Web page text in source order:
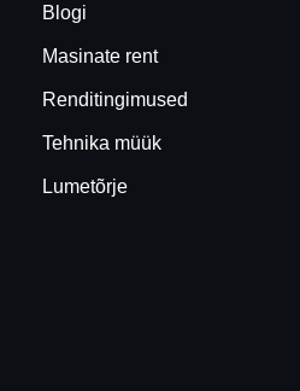
Blogi
Masinate rent
Renditingimused
Tehnika müük
Lumetõrje